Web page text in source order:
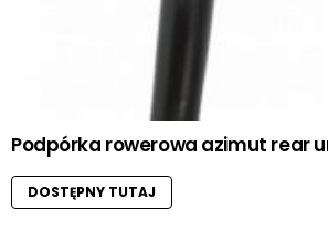
Podpórka rowerowa azimut rear
DOSTĘPNY TUTAJ